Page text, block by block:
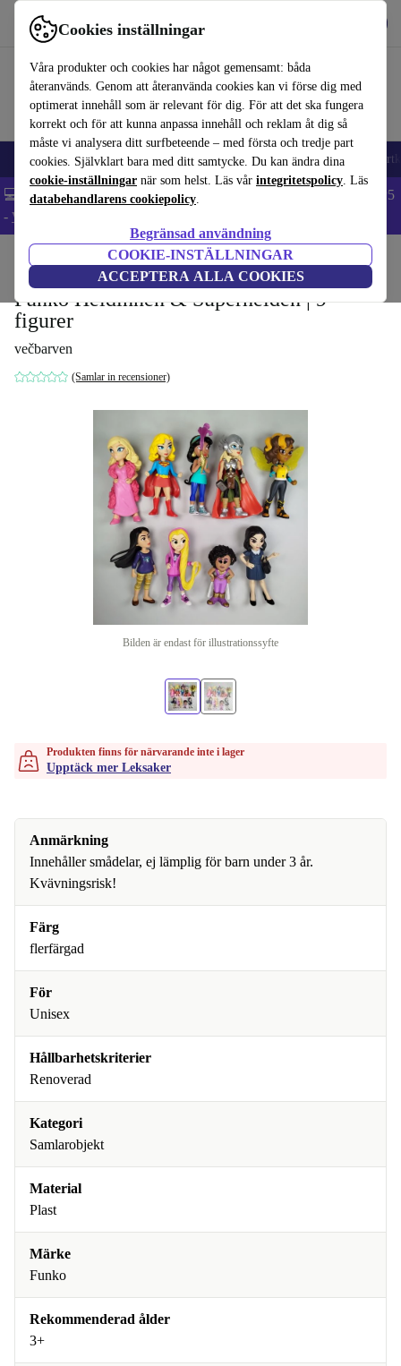
Cookies inställningar
Våra produkter och cookies har något gemensamt: båda
återanvänds. Genom att återanvända cookies kan vi förse dig med
optimerat innehåll som är relevant för dig. För att det ska fungera
korrekt och för att kunna anpassa innehåll och reklam åt dig så
måste vi analysera ditt surfbeteende – med första och tredje part
cookies. Självklart bara med ditt samtycke. Du kan ändra dina
cookie-inställningar när som helst. Läs vår integritetspolicy. Läs
databehandlarens cookiepolicy.
Begränsad användning
COOKIE-INSTÄLLNINGAR
ACCEPTERA ALLA COOKIES
Använd refurbed snabbt och enkelt
🎒 Back to school Mobiltelefoner Bärbara datorer Surfplattor
💻 Extra 5% rabatt på alla MacBooks och laptops - Code: LAPTOP5
- Villkor
Leksaker
Funko Heldinnen & Superhelden | 9
figurer
večbarven
(Samlar in recensioner)
Bilden är endast för illustrationssyfte
Produkten finns för närvarande inte i lager
Upptäck mer Leksaker
Anmärkning
Innehåller smådelar, ej lämplig för barn under 3 år.
Kvävningsrisk!
Färg
flerfärgad
För
Unisex
Hållbarhetskriterier
Renoverad
Kategori
Samlarobjekt
Material
Plast
Märke
Funko
Rekommenderad ålder
3+